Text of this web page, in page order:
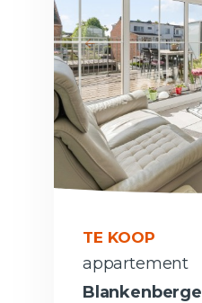
TE KOOP
appartement
Blankenberge